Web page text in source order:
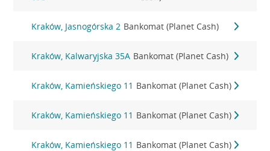
Kraków, Jasnogórska 2 Bankomat (Planet Cash)
Kraków, Kalwaryjska 35A Bankomat (Planet Cash)
Kraków, Kamieńskiego 11 Bankomat (Planet Cash)
Kraków, Kamieńskiego 11 Bankomat (Planet Cash)
Kraków, Kamieńskiego 11 Bankomat (Planet Cash)